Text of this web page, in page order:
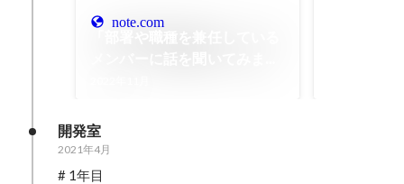
note.com
ントの紹介
開発室
2021年4月
# 1年目